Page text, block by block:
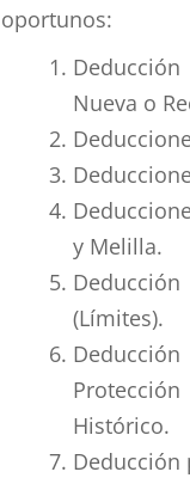
oportunos:
Nueva o
y Melilla.
(Límites).
Histórico.
Deducción